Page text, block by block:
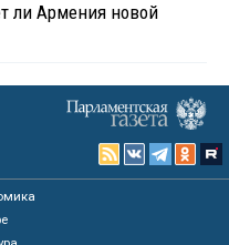
ли Армения новой